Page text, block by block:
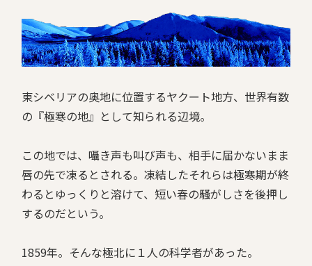
東シベリアの奥地に位置するヤクート地方、世界有数
の『極寒の地』として知られる辺境。
この地では、囁き声も叫び声も、相手に届かないまま
唇の先で凍るとされる。凍結したそれらは極寒期が終
わるとゆっくりと溶けて、短い春の騒がしさを後押し
するのだという。
1859年。そんな極北に１人の科学者があった。